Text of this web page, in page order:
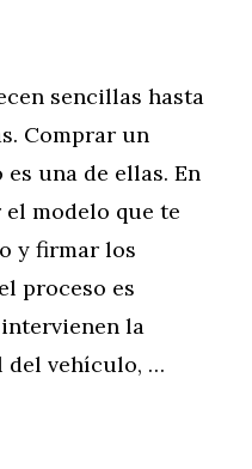
sencillas hasta
Comprar un
una de ellas. En
modelo que te
y firmar los
proceso es
la
del vehículo, …